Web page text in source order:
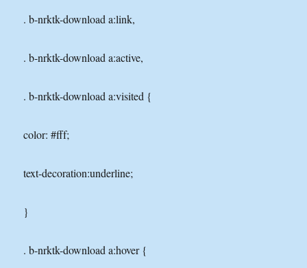
. b-nrktk-download a:link,
. b-nrktk-download a:active,
. b-nrktk-download a:visited {
color: #fff;
text-decoration:underline;
}
. b-nrktk-download a:hover {